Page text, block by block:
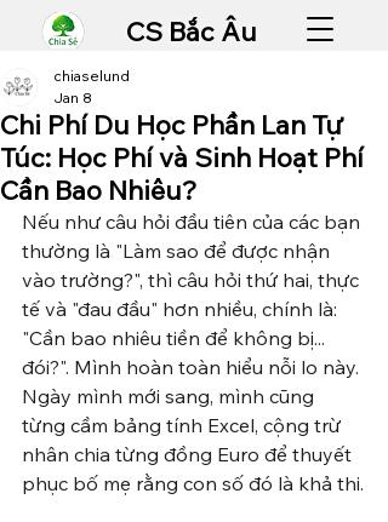
CS Bắc Âu
Chi Phí Du Học Phần Lan Tự
Túc: Học Phí và Sinh Hoạt Phí
Cần Bao Nhiêu?
chiaselund
Jan 8
Nếu như câu hỏi đầu tiên của các bạn
thường là "Làm sao để được nhận
vào trường?", thì câu hỏi thứ hai, thực
tế và "đau đầu" hơn nhiều, chính là:
"Cần bao nhiêu tiền để không bị...
đói?". Mình hoàn toàn hiểu nỗi lo này.
Ngày mình mới sang, mình cũng
từng cầm bảng tính Excel, cộng trừ
nhân chia từng đồng Euro để thuyết
phục bố mẹ rằng con số đó là khả thi.